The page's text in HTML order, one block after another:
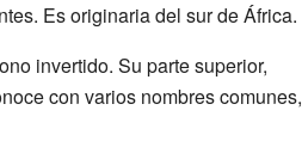
Es originaria del sur de África.
invertido. Su parte superior,
con varios nombres comunes,